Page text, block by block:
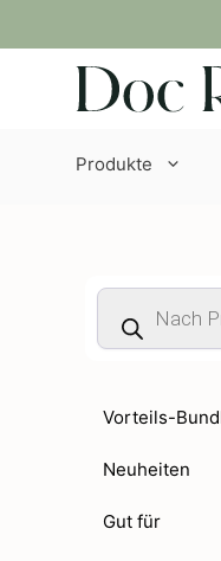
Inhalt
springen
Produkte
Products
search
Vorteils-
Neuheiten
Gut für